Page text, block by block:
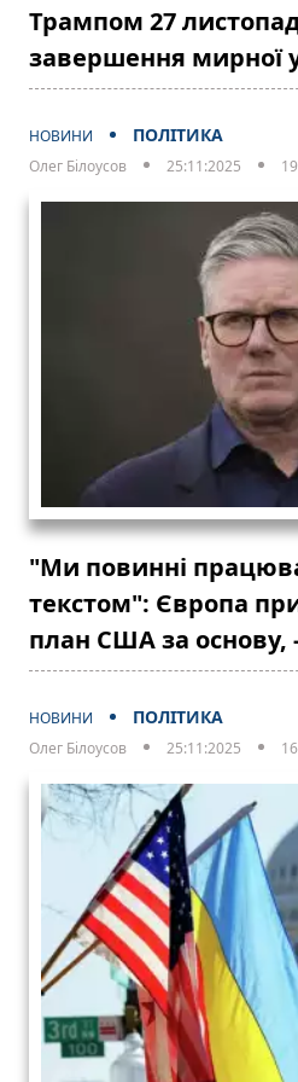
Трампом 27
завершення мирної
НОВИНИ ПОЛІТИКА
Олег Білоусов 25:11:2025
"Ми повинні
текстом": Європа
план США за основу,
НОВИНИ ПОЛІТИКА
Олег Білоусов 25:11:2025